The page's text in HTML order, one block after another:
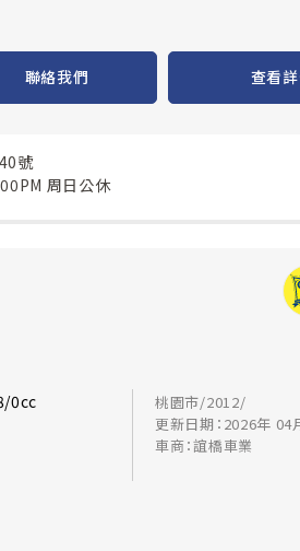
聯絡我們 查看
號
周日公休
0cc
桃園市/2012/
更新日期：2026年 04
車商：誼橋車業